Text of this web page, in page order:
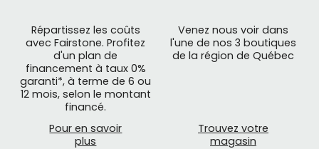
Répartissez les coûts
avec Fairstone. Profitez
d'un plan de
financement à taux 0%
garanti*, à terme de 6 ou
12 mois, selon le montant
financé.
Pour en savoir
plus
Venez nous voir dans
l'une de nos 3 boutiques
de la région de Québec
Trouvez votre
magasin